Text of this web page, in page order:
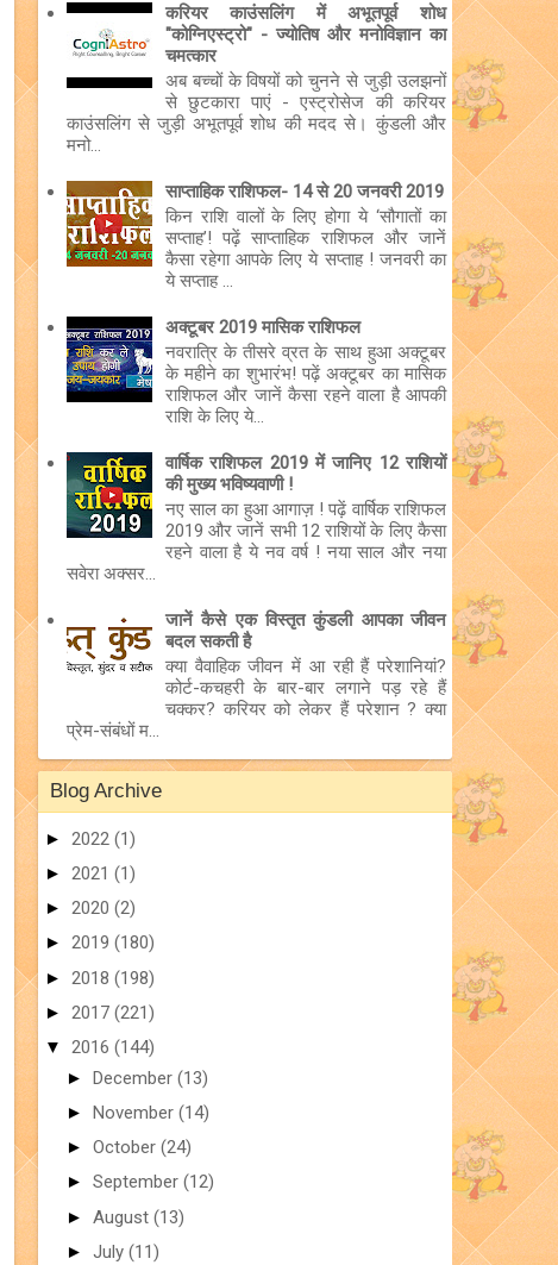
करियर काउंसलिंग में अभूतपूर्व शोध
"कोग्निएस्ट्रो" - ज्योतिष और मनोविज्ञान का
चमत्कार
अब बच्चों के विषयों को चुनने से जुड़ी उलझनों
से छुटकारा पाएं - एस्ट्रोसेज की करियर
काउंसलिंग से जुड़ी अभूतपूर्व शोध की मदद से। कुंडली और
मनो...
साप्ताहिक राशिफल- 14 से 20 जनवरी 2019
किन राशि वालों के लिए होगा ये ‘सौगातों का
सप्ताह’! पढ़ें साप्ताहिक राशिफल और जानें
कैसा रहेगा आपके लिए ये सप्ताह ! जनवरी का
ये सप्ताह ...
अक्टूबर 2019 मासिक राशिफल
नवरात्रि के तीसरे व्रत के साथ हुआ अक्टूबर
के महीने का शुभारंभ! पढ़ें अक्टूबर का मासिक
राशिफल और जानें कैसा रहने वाला है आपकी
राशि के लिए ये...
वार्षिक राशिफल 2019 में जानिए 12 राशियों
की मुख्य भविष्यवाणी !
नए साल का हुआ आगाज़ ! पढ़ें वार्षिक राशिफल
2019 और जानें सभी 12 राशियों के लिए कैसा
रहने वाला है ये नव वर्ष ! नया साल और नया
सवेरा अक्सर...
जानें कैसे एक विस्तृत कुंडली आपका जीवन
बदल सकती है
क्या वैवाहिक जीवन में आ रही हैं परेशानियां?
कोर्ट-कचहरी के बार-बार लगाने पड़ रहे हैं
चक्कर? करियर को लेकर हैं परेशान ? क्या
प्रेम-संबंधों म...
Blog Archive
► 2022 (1)
► 2021 (1)
► 2020 (2)
► 2019 (180)
► 2018 (198)
► 2017 (221)
▼ 2016 (144)
► December (13)
► November (14)
► October (24)
► September (12)
► August (13)
► July (11)